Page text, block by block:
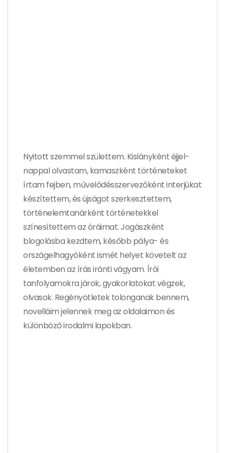
Nyitott szemmel születtem. Kislányként éjjel-
nappal olvastam, kamaszként történeteket
írtam fejben, művelődésszervezőként interjúkat
készítettem, és újságot szerkesztettem,
történelemtanárként történetekkel
színesítettem az óráimat. Jogászként
blogolásba kezdtem, később pálya- és
országelhagyóként ismét helyet követelt az
életemben az írás iránti vágyam. Írói
tanfolyamokra járok, gyakorlatokat végzek,
olvasok. Regényötletek tolonganak bennem,
novelláim jelennek meg az oldalaimon és
különböző irodalmi lapokban.